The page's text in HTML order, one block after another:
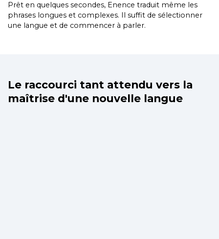
Prêt en quelques secondes, Enence traduit même les
phrases longues et complexes. Il suffit de sélectionner
une langue et de commencer à parler.
Le raccourci tant attendu vers la
maîtrise d'une nouvelle langue